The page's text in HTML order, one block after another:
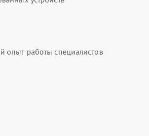
опыт работы специалистов